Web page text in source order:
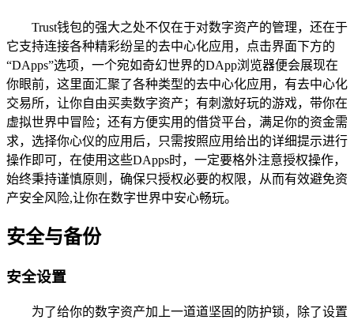
Trust钱包的强大之处不仅在于对数字资产的管理，还在于
它支持连接各种精彩纷呈的去中心化应用，点击界面下方的
“DApps”选项，一个宛如奇幻世界的DApp浏览器便会展现在
你眼前，这里面汇聚了各种类型的去中心化应用，有去中心化
交易所，让你自由买卖数字资产；有刺激好玩的游戏，带你在
虚拟世界中冒险；还有方便实用的借贷平台，满足你的资金需
求，选择你心仪的应用后，只需按照应用给出的详细提示进行
操作即可，在使用这些DApps时，一定要格外注意授权操作，
始终秉持谨慎原则，确保只授权必要的权限，从而有效避免资
产安全风险,让你在数字世界中安心畅玩。
安全与备份
安全设置
为了给你的数字资产加上一道道坚固的防护锁，除了设置